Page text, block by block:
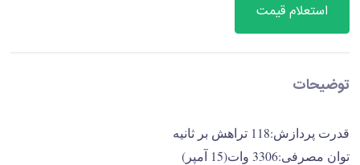
استعلام قیمت
توضیحات
قدرت پردازش:118 تراهش بر ثانیه
توان مصرفی:3306 وات(15 آمپر)